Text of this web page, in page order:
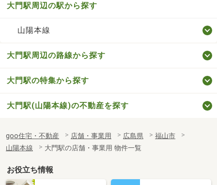
大門駅周辺の駅から探す
山陽本線
大門駅周辺の路線から探す
大門駅の特集から探す
大門駅(山陽本線)の不動産を探す
goo住宅・不動産 店舗・事業用 広島県
福山市
山陽本線
大門駅の店舗・事業用 物件一覧
お役立ち情報